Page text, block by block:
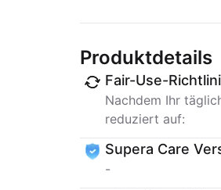
Produktdetails
Fair-Use-
Nachdem Ihr
reduziert auf:
Supera Care
-